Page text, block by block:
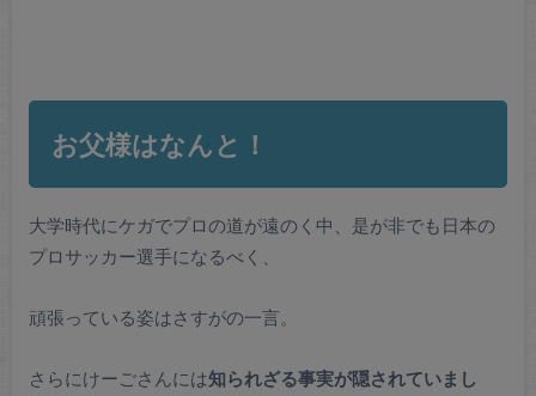
お父様はなんと！
大学時代にケガでプロの道が遠のく中、是が非でも日本の
プロサッカー選手になるべく、
頑張っている姿はさすがの一言。
さらにけーごさんには知られざる事実が隠されていまし